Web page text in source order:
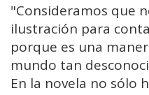
"Consideramos que
ilustración para
porque es una
mundo tan
En la novela no sólo